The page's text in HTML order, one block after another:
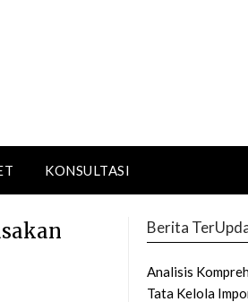
KONSULTASI
Berita
Analisis
Tata Kelola